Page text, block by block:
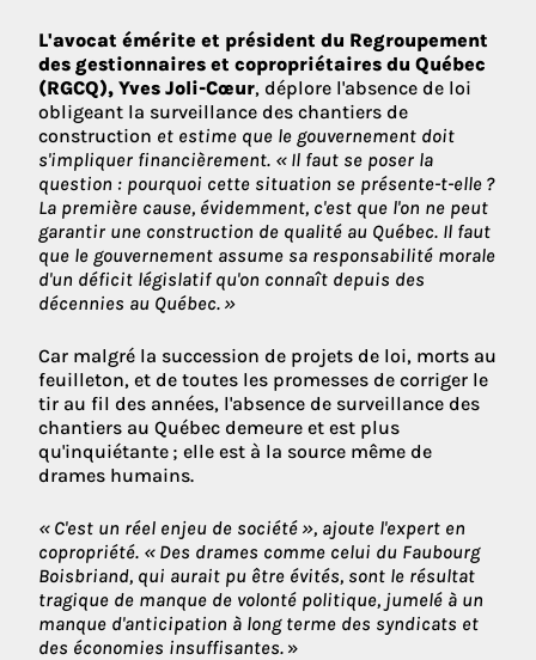
L'avocat émérite et président du Regroupement
des gestionnaires et copropriétaires du Québec
(RGCQ), Yves Joli-Cœur, déplore l'absence de loi
obligeant la surveillance des chantiers de
construction et estime que le gouvernement doit
s'impliquer financièrement. « Il faut se poser la
question : pourquoi cette situation se présente-t-elle ?
La première cause, évidemment, c'est que l'on ne peut
garantir une construction de qualité au Québec. Il faut
que le gouvernement assume sa responsabilité morale
d'un déficit législatif qu'on connaît depuis des
décennies au Québec. »
Car malgré la succession de projets de loi, morts au
feuilleton, et de toutes les promesses de corriger le
tir au fil des années, l'absence de surveillance des
chantiers au Québec demeure et est plus
qu'inquiétante ; elle est à la source même de
drames humains.
« C'est un réel enjeu de société », ajoute l'expert en
copropriété. « Des drames comme celui du Faubourg
Boisbriand, qui aurait pu être évités, sont le résultat
tragique de manque de volonté politique, jumelé à un
manque d'anticipation à long terme des syndicats et
des économies insuffisantes. »